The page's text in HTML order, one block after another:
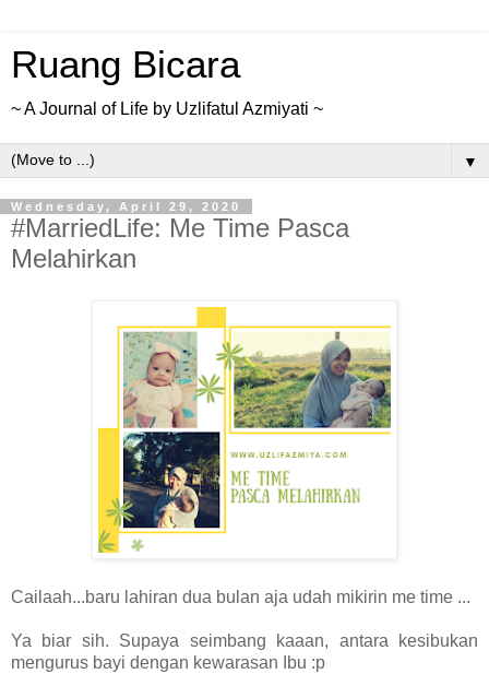
Ruang Bicara
~ A Journal of Life by Uzlifatul Azmiyati ~
▼
Wednesday, April 29, 2020
#MarriedLife: Me Time Pasca
Melahirkan
Cailaah...baru lahiran dua bulan aja udah mikirin me time ...
Ya biar sih. Supaya seimbang kaaan, antara kesibukan
mengurus bayi dengan kewarasan Ibu :p